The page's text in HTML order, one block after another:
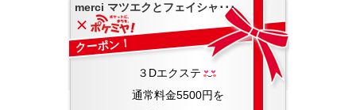
merci マツエクとフェイシャ･･･
クーポン！
３Dエクステ
通常料金5500円を